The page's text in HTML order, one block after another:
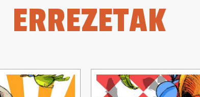
ERREZETAK